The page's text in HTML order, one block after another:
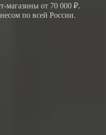
магазины от 70 000 ₽.
по всей России.